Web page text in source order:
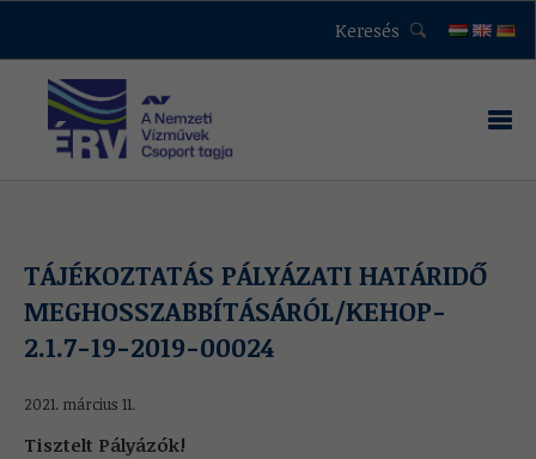
Keresés
TÁJÉKOZTATÁS PÁLYÁZATI HATÁRIDŐ
MEGHOSSZABBÍTÁSÁRÓL/KEHOP-
2.1.7-19-2019-00024
2021. március 11.
Tisztelt Pályázók!